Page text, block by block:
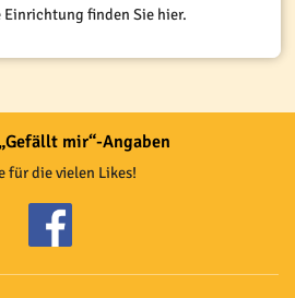
finden Sie hier.
mir“-Angaben
für die vielen Likes!